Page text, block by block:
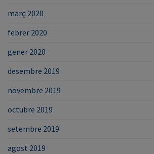
març 2020
febrer 2020
gener 2020
desembre 2019
novembre 2019
octubre 2019
setembre 2019
agost 2019